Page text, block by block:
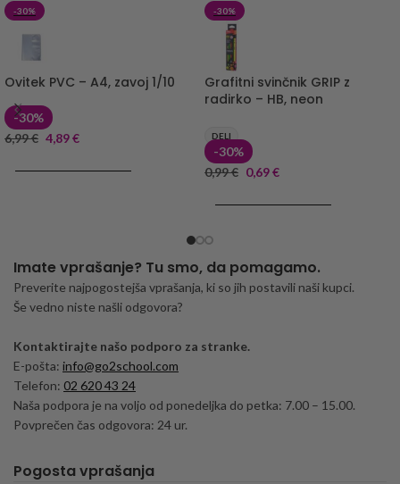
-30%
Ovitek PVC – A4, zavoj 1/10
-30%
6,99€ 4,89€
-30%
Grafitni svinčnik GRIP z
radirko – HB, neon
DELI
-30%
0,99€ 0,69€
Imate vprašanje? Tu smo, da pomagamo.
Preverite najpogostejša vprašanja, ki so jih postavili naši kupci.
Še vedno niste našli odgovora?
Kontaktirajte našo podporo za stranke.
E-pošta: info@go2school.com
Telefon: 02 620 43 24
Naša podpora je na voljo od ponedeljka do petka: 7.00 – 15.00.
Povprečen čas odgovora: 24 ur.
Pogosta vprašanja